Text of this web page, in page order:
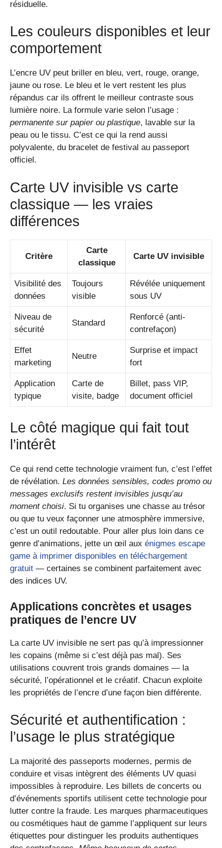
résiduelle.
Les couleurs disponibles et leur
comportement
L’encre UV peut briller en bleu, vert, rouge, orange,
jaune ou rose. Le bleu et le vert restent les plus
répandus car ils offrent le meilleur contraste sous
lumière noire. La formule varie selon l’usage :
permanente sur papier ou plastique, lavable sur la
peau ou le tissu. C’est ce qui la rend aussi
polyvalente, du bracelet de festival au passeport
officiel.
Carte UV invisible vs carte
classique — les vraies
différences
Critère
Carte
classique
Carte UV invisible
Visibilité des
données
Toujours
visible
Révélée uniquement
sous UV
Niveau de
sécurité
Standard
Renforcé (anti-
contrefaçon)
Effet
marketing
Neutre
Surprise et impact
fort
Application
typique
Carte de
visite, badge
Billet, pass VIP,
document officiel
Le côté magique qui fait tout
l’intérêt
Ce qui rend cette technologie vraiment fun, c’est l’effet
de révélation. Les données sensibles, codes promo ou
messages exclusifs restent invisibles jusqu’au
moment choisi. Si tu organises une chasse au trésor
ou que tu veux façonner une atmosphère immersive,
c’est un outil redoutable. Pour aller plus loin dans ce
genre d’animations, jette un œil aux énigmes escape
game à imprimer disponibles en téléchargement
gratuit — certaines se combinent parfaitement avec
des indices UV.
Applications concrètes et usages
pratiques de l’encre UV
La carte UV invisible ne sert pas qu’à impressionner
les copains (même si c’est déjà pas mal). Ses
utilisations couvrent trois grands domaines — la
sécurité, l’opérationnel et le créatif. Chacun exploite
les propriétés de l’encre d’une façon bien différente.
Sécurité et authentification :
l’usage le plus stratégique
La majorité des passeports modernes, permis de
conduire et visas intègrent des éléments UV quasi
impossibles à reproduire. Les billets de concerts ou
d’événements sportifs utilisent cette technologie pour
lutter contre la fraude. Les marques pharmaceutiques
ou cosmétiques haut de gamme l’appliquent sur leurs
étiquettes pour distinguer les produits authentiques